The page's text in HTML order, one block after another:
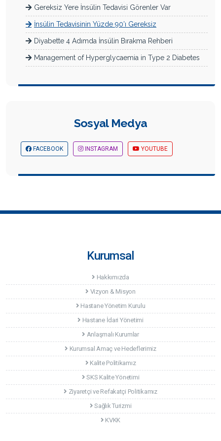
Gereksiz Yere İnsülin Tedavisi Görenler Var
İnsülin Tedavisinin Yüzde 90’ı Gereksiz
Diyabette 4 Adımda İnsülin Bırakma Rehberi
Management of Hyperglycaemia in Type 2 Diabetes
Sosyal Medya
FACEBOOK INSTAGRAM YOUTUBE
Kurumsal
Hakkımızda
Vizyon & Misyon
Hastane Yönetim Kurulu
Hastane İdari Yönetimi
Anlaşmalı Kurumlar
Kurumsal Amaç ve Hedeflerimiz
Kalite Politikamız
SKS Kalite Yönetimi
Ziyaretçi ve Refakatçi Politikamız
Sağlık Turizmi
KVKK